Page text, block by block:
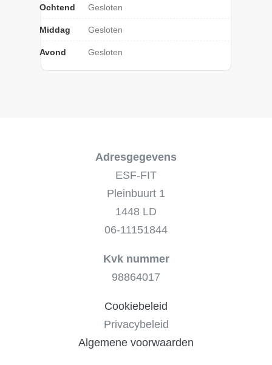
Ochtend Gesloten
Middag Gesloten
Avond Gesloten
Adresgegevens
ESF-FIT
Pleinbuurt 1
1448 LD
06-11151844
Kvk nummer
98864017
Cookiebeleid
Privacybeleid
Algemene voorwaarden